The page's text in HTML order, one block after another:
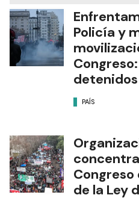
Policía y
detenidos
PAÍS
de la Ley